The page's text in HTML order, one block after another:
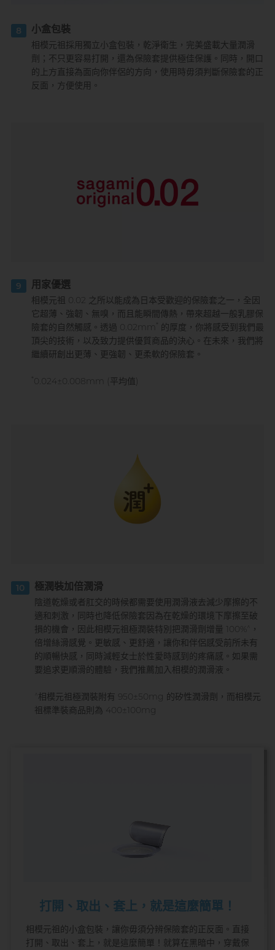
8 小盒包裝
相模元祖採用獨立小盒包裝，乾淨衛生，完美盛載大量潤滑
劑；不只更容易打開，還為保險套提供極佳保護。同時，開口
的上方直接為面向你伴侶的方向，使用時毋須判斷保險套的正
反面，方便使用。
9 用家優選
相模元祖 0.02 之所以能成為日本受歡迎的保險套之一，全因
它超薄、強韌、無嗅，而且能瞬間傳熱，帶來超越一般乳膠保
險套的自然觸感。透過 0.02mm
的厚度，你將感受到我們最
頂尖的技術，以及致力提供優質商品的決心。在未來，我們將
繼續研創出更薄、更強韌、更柔軟的保險套。
0.024±0.008mm (平均值)
10 極潤裝加倍潤滑
陰道乾燥或者肛交的時候都需要使用潤滑液去減少摩擦的不
適和刺激，同時也降低保險套因為在乾燥的環境下摩擦至破
損的機會，因此相模元祖極潤裝特別把潤滑劑增量 100%
，
倍增絲滑感覺。更敏感、更舒適，讓你和伴侶感受前所未有
的順暢快感，同時減輕女士於性愛時感到的疼痛感。如果需
要追求更順滑的體驗，我們推薦加入相模的潤滑液。
相模元祖極潤裝附有 950±50mg 的矽性潤滑劑，而相模元
祖標準裝商品則為 400±100mg
打開、取出、套上，就是這麼簡單！
相模元祖的小盒包裝，讓你毋須分辨保險套的正反面。直接
打開、取出、套上，就是這麼簡單！就算在黑暗中，穿戴保